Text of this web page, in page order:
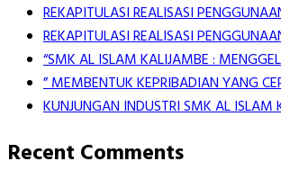
REKAPITULASI REALISASI
REKAPITULASI REALISASI
“SMK AL ISLAM KALIJAMBE :
” MEMBENTUK KEPRIBADIAN YANG
KUNJUNGAN INDUSTRI SMK AL ISLAM
Recent Comments